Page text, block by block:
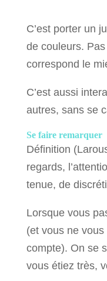
C’est porter un
de couleurs.
correspond le
C’est aussi
autres, sans se
Se faire remarquer
Définition
regards,
tenue, de
Lorsque vous
(et vous ne
compte). On se
vous étiez très,